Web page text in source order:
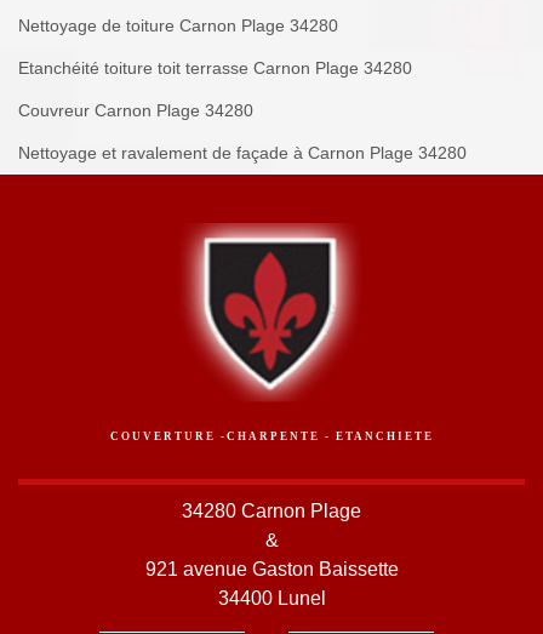
Nettoyage de toiture Carnon Plage 34280
Etanchéité toiture toit terrasse Carnon Plage 34280
Couvreur Carnon Plage 34280
Nettoyage et ravalement de façade à Carnon Plage 34280
COUVERTURE -CHARPENTE - ETANCHIETE
34280 Carnon Plage
&
921 avenue Gaston Baissette
34400 Lunel